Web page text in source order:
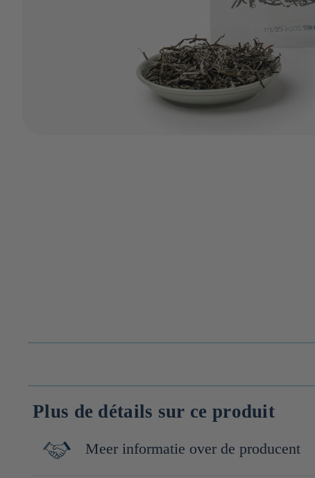
Plus de détails sur ce produit
Meer informatie over de producent